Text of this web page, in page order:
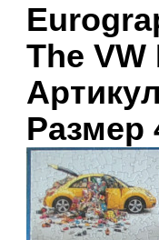
The
Размер